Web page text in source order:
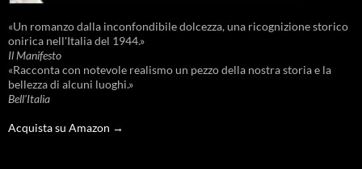
«Un romanzo dalla inconfondibile dolcezza, una ricognizione storico
onirica nell'Italia del 1944.»
Il Manifesto
«Racconta con notevole realismo un pezzo della nostra storia e la
bellezza di alcuni luoghi.»
Bell'Italia
Acquista su Amazon →